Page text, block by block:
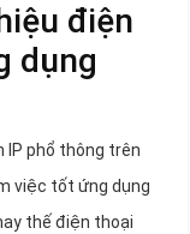
điện
dụng
IP phổ thông trên
việc tốt ứng dụng
thế điện thoại